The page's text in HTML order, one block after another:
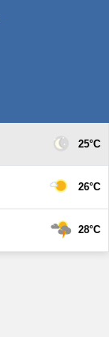
25°C
26°C
28°C